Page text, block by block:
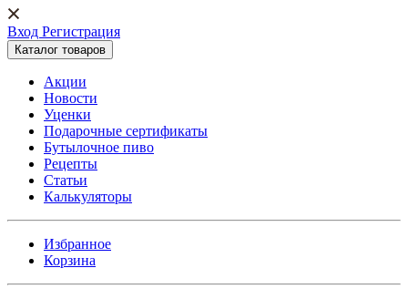
Вход Регистрация
Каталог товаров
Акции
Новости
Уценки
Подарочные сертификаты
Бутылочное пиво
Рецепты
Статьи
Калькуляторы
Избранное
Корзина